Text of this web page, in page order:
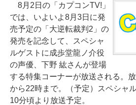
8月2日の「カプコンTV!」
では、いよいよ8月3日に発
売予定の「大逆転裁判2」の
発売を記念して、スペシャ
ルゲストに成歩堂龍ノ介役
の声優、下野 紘さんが登場
する特集コーナーが放送される。
から22時まで。（予定）スペシャ
10分頃より放送予定。